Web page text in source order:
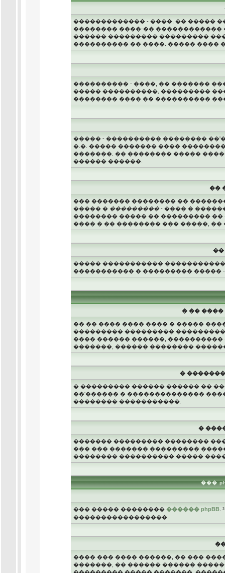
������������� - ����, �� �����
�������� ����-��
������ ��������� ���������
���������� �� ����. ����� ����
���������� - ����, �� �������
����� ����������, ���������
�������� ���� �� ����������
����� - ���������� ��������
�.�. ����� ������� ����
�������. �� �������� �����
������ ������.
��
��� ������� �������� ��
����� � ���������- ���� �
�������� ����� �� ��������� ��
���� � �� �������� ��� �����,
��
����� �����������
����������� � ��������� �����
� ��
�� �� ���� ���� ���� � �����
��������� ���������
���� ������ ������,
�������, ������ ��������
�
� ��������� ������ ������ ��
��'������ � ��������������
�������� �����������.
�
������� ��������� ��������
��� ��� ������� ���������
�������� ���������� �����
���
��� ����� �������� ������ phpBB
�����������������.
���� ��� ���� ������, �� ���
�������, �� ������ ������